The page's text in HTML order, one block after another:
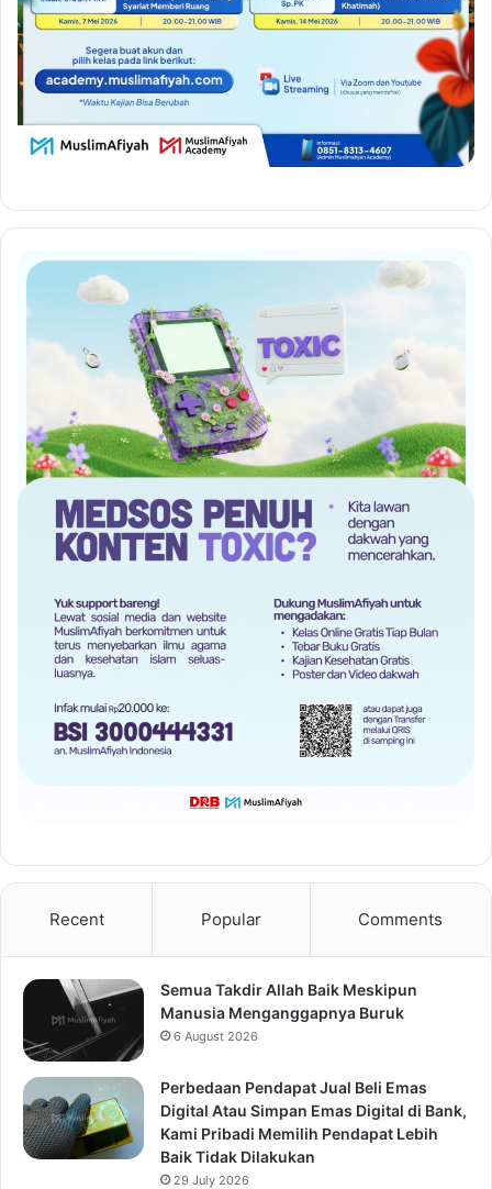
Recent Popular Comments
Semua Takdir Allah Baik Meskipun
Manusia Menganggapnya Buruk
6 August 2026
Perbedaan Pendapat Jual Beli Emas
Digital Atau Simpan Emas Digital di Bank,
Kami Pribadi Memilih Pendapat Lebih
Baik Tidak Dilakukan
29 July 2026